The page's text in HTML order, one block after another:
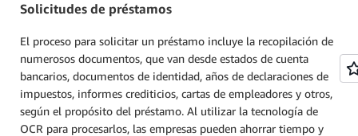
Solicitudes de préstamos
El proceso para solicitar un préstamo incluye la recopilación de
numerosos documentos, que van desde estados de cuenta
bancarios, documentos de identidad, años de declaraciones de
impuestos, informes crediticios, cartas de empleadores y otros,
según el propósito del préstamo. Al utilizar la tecnología de
OCR para procesarlos, las empresas pueden ahorrar tiempo y